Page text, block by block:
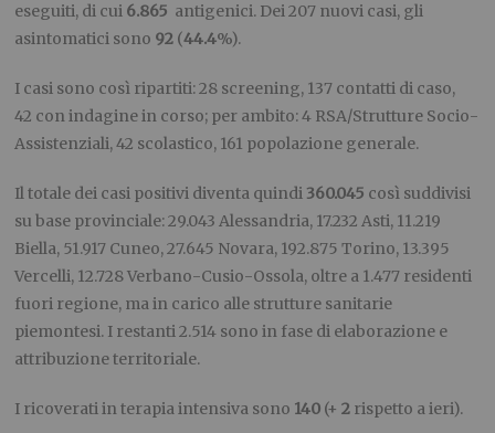
eseguiti, di cui 6.865 antigenici. Dei 207 nuovi casi, gli
asintomatici sono 92 (44.4%).
I casi sono così ripartiti: 28 screening, 137 contatti di caso,
42 con indagine in corso; per ambito: 4 RSA/Strutture Socio-
Assistenziali, 42 scolastico, 161 popolazione generale.
Il totale dei casi positivi diventa quindi 360.045 così suddivisi
su base provinciale: 29.043 Alessandria, 17.232 Asti, 11.219
Biella, 51.917 Cuneo, 27.645 Novara, 192.875 Torino, 13.395
Vercelli, 12.728 Verbano-Cusio-Ossola, oltre a 1.477 residenti
fuori regione, ma in carico alle strutture sanitarie
piemontesi. I restanti 2.514 sono in fase di elaborazione e
attribuzione territoriale.
I ricoverati in terapia intensiva sono 140 (+2 rispetto a ieri).